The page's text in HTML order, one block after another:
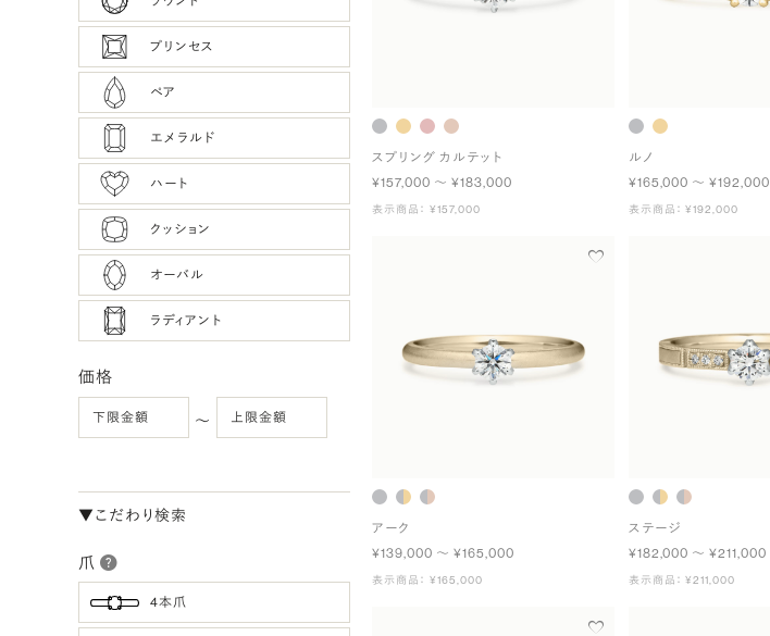
プリンセス
ペア
エメラルド
ハート
クッション
オーバル
ラディアント
価格
〜
▼こだわり検索
爪
4本爪
スプリング カルテット
¥157,000 〜 ¥183,000
表示商品： ¥157,000
ルノ
¥165,000 〜 ¥192,000
表示商品： ¥192,000
アーク
¥139,000 〜 ¥165,000
表示商品： ¥165,000
ステージ
¥182,000 〜 ¥211,000
表示商品： ¥211,000